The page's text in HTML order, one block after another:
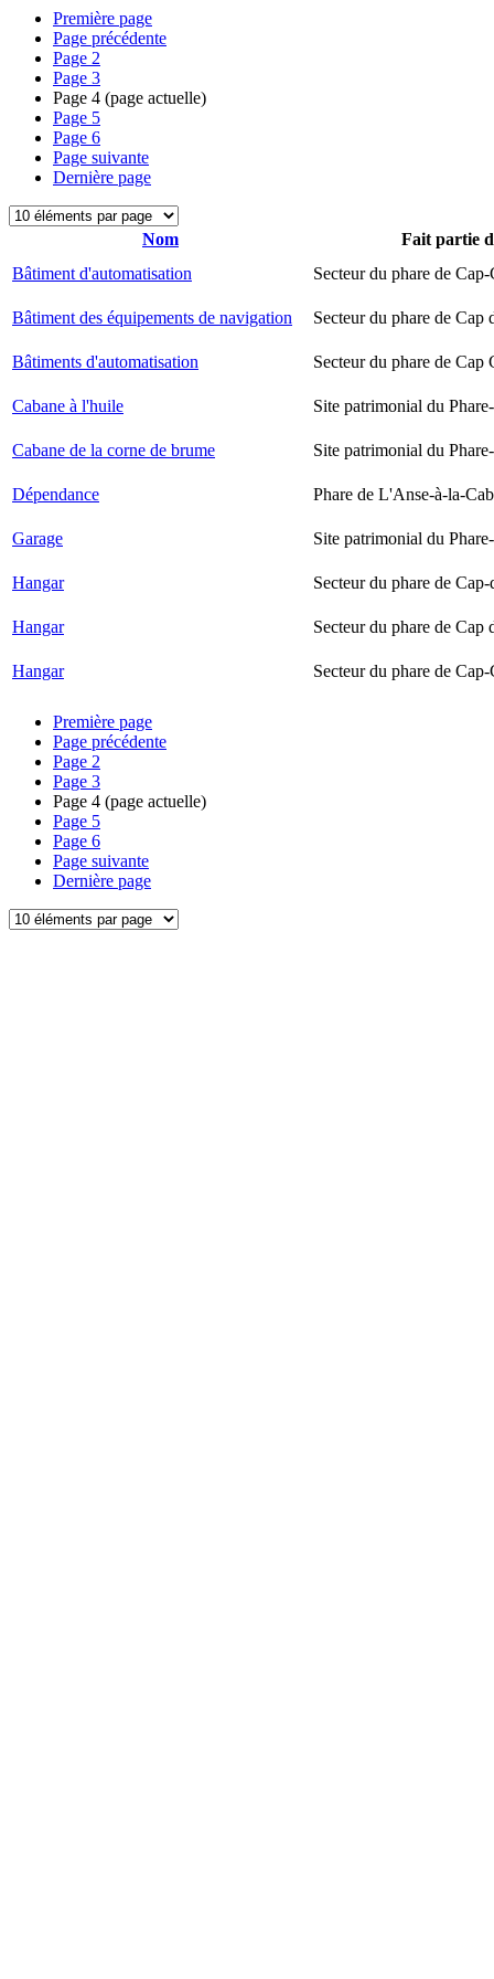
Première page
Page précédente
Page 2
Page 3
Page 4 (page actuelle)
Page 5
Page 6
Page suivante
Dernière page
Nom
Fait partie
Bâtiment d'automatisation
Secteur du phare de Cap-
Bâtiment des équipements de navigation Secteur du phare de Cap
Bâtiments d'automatisation Secteur du phare de Cap
Cabane à l'huile Site patrimonial du
Cabane de la corne de brume Site patrimonial du
Dépendance Phare de L'Anse-à-la-
Garage Site patrimonial du
Hangar Secteur du phare de Cap-
Hangar Secteur du phare de Cap
Hangar Secteur du phare de Cap-
Première page
Page précédente
Page 2
Page 3
Page 4 (page actuelle)
Page 5
Page 6
Page suivante
Dernière page